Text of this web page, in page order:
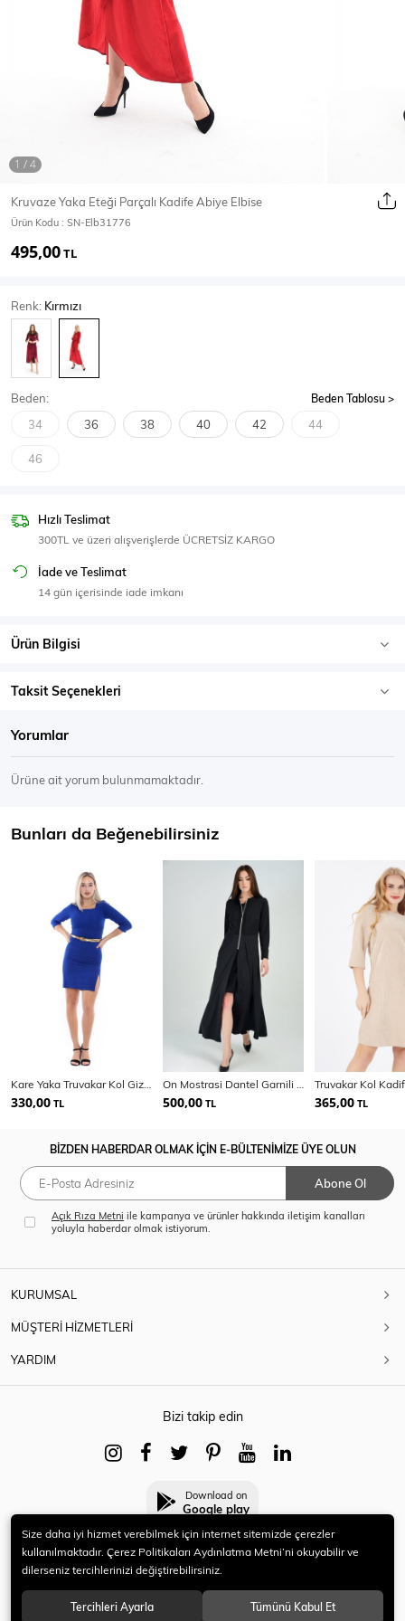
Mont & Kaban
T-Shirt
Body
SPOR GİYİM
Eşofman Üstü
Kruvaze Yaka Eteği Parçalı Kadife Abiye Elbise
Ürün Kodu : SN-Elb31776
495,00TL
Renk: Kırmızı
Beden: Beden Tablosu
34 36 38 40 42 44
46
Hızlı Teslimat
300TL ve üzeri alışverişlerde ÜCRETSİZ KARGO
İade ve Teslimat
14 gün içerisinde iade imkanı
Ürün Bilgisi
Taksit Seçenekleri
Yorumlar
Ürüne ait yorum bulunmamaktadır.
Bunları da Beğenebilirsiniz
330,00 TL 500,00 TL
Truvakar Kol
365,00 TL
BİZDEN HABERDAR OLMAK İÇİN E-BÜLTENİMİZE ÜYE OLUN
Abone Ol
Açık Rıza Metni ile kampanya ve ürünler hakkında iletişim kanalları
yoluyla haberdar olmak istiyorum.
KURUMSAL
MÜŞTERİ HİZMETLERİ
YARDIM
Bizi takip edin
Download on
Google play
© 2021 HERYENİ. Tüm hakları saklıdır.
Size daha iyi hizmet verebilmek için internet sitemizde çerezler
kullanılmaktadır. Çerez Politikaları Aydınlatma Metni’ni okuyabilir ve
dilerseniz tercihlerinizi değiştirebilirsiniz.
Tercihleri Ayarla Tümünü Kabul Et